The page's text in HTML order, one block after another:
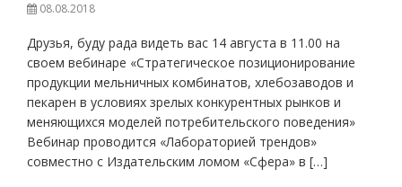
08.08.2018
Друзья, буду рада видеть вас 14 августа в 11.00 на
своем вебинаре «Стратегическое позиционирование
продукции мельничных комбинатов, хлебозаводов и
пекарен в условиях зрелых конкурентных рынков и
меняющихся моделей потребительского поведения»
Вебинар проводится «Лабораторией трендов»
совместно с Издательским ломом «Сфера» в […]